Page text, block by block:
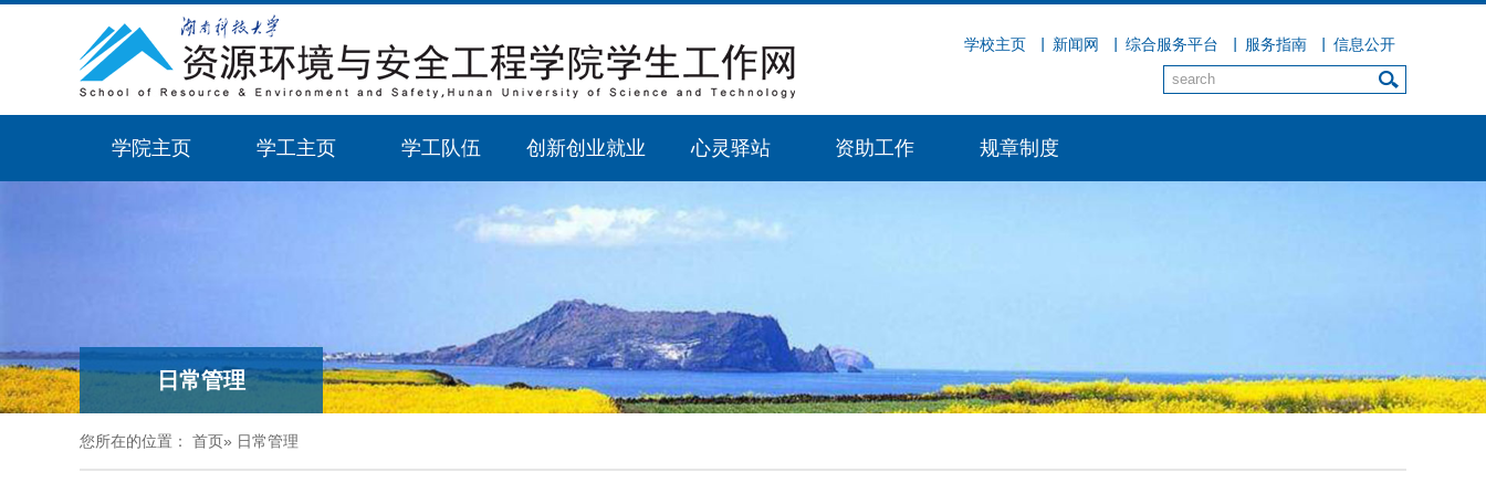
学校主页 新闻网 综合服务平台 服务指南 信息公开
学院主页 学工主页 学工队伍 创新创业就业 心灵驿站 资助工作 规章制度
日常管理
您所在的位置： 首页» 日常管理